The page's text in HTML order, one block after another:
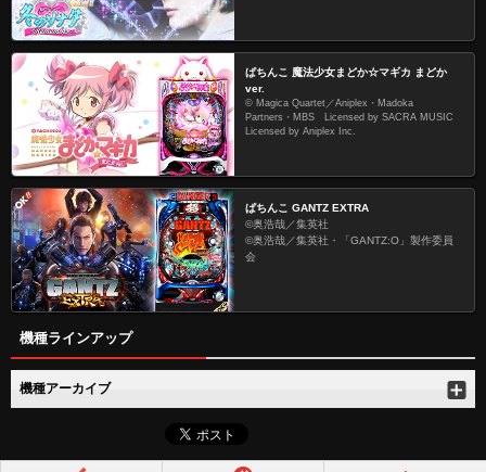
ぱちんこ 魔法少女まどか☆マギカ まどか
ver.
© Magica Quartet／Aniplex・Madoka
Partners・MBS Licensed by SACRA MUSIC
Licensed by Aniplex Inc.
ぱちんこ GANTZ EXTRA
©奥浩哉／集英社
©奥浩哉／集英社・「GANTZ:O」製作委員
会
機種ラインアップ
機種アーカイブ